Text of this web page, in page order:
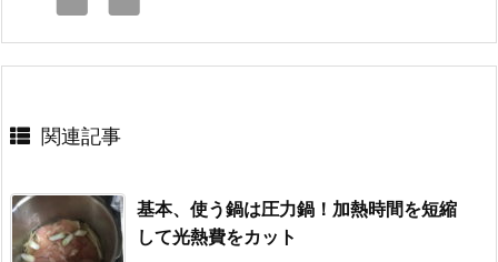
関連記事
基本、使う鍋は圧力鍋！加熱時間を短縮
して光熱費をカット